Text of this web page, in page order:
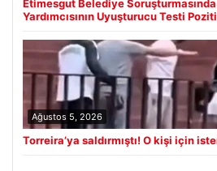
Etimesgut Belediye
Yardımcısının Uyuşturucu Testi
Ağustos 5, 2026
Torreira’ya saldırmıştı! O kişi için